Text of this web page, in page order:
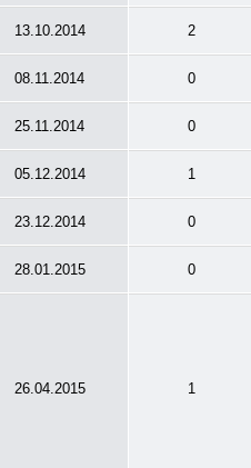
13.10.2014 2
08.11.2014 0
25.11.2014 0
05.12.2014 1
23.12.2014 0
28.01.2015 0
26.04.2015 1